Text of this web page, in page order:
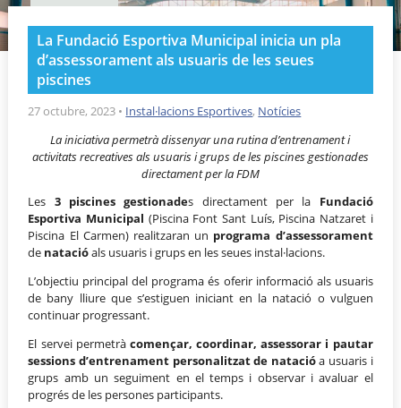
València en esport
Portal de Transparència
Reserves
La Fundació Esportiva Municipal inicia un pla
d’assessorament als usuaris de les seues
piscines
27 octubre, 2023 • Instal·lacions Esportives, Notícies
La iniciativa permetrà dissenyar una rutina d’entrenament i
activitats recreatives als usuaris i grups de les piscines gestionades
directament per la FDM
Les 3 piscines gestionades directament per la Fundació
Esportiva Municipal (Piscina Font Sant Luís, Piscina Natzaret i
Piscina El Carmen) realitzaran un programa d’assessorament
de natacióals usuaris i grups en les seues instal·lacions.
L’objectiu principal del programa és oferir informació als usuaris
de bany lliure que s’estiguen iniciant en la natació o vulguen
continuar progressant.
El servei permetrà començar, coordinar, assessorar i pautar
sessions d’entrenament personalitzat de natacióa usuaris i
grups amb un seguiment en el temps i observar i avaluar el
progrés de les persones participants.